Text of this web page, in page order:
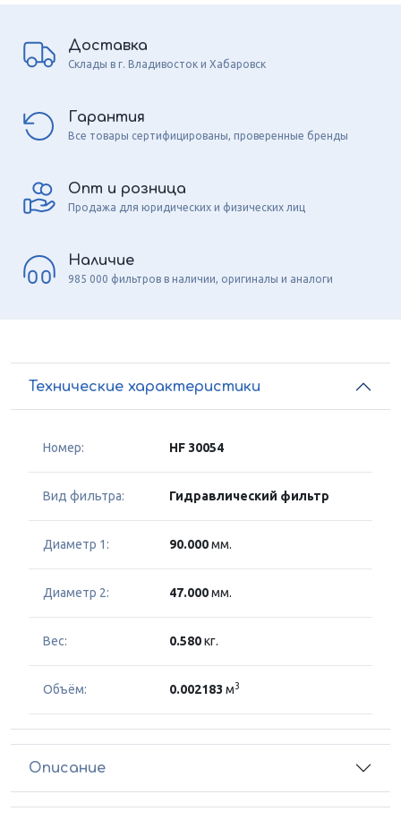
Доставка
Склады в г. Владивосток и Хабаровск
Гарантия
Все товары сертифицированы, проверенные бренды
Опт и розница
Продажа для юридических и физических лиц
Наличие
985 000 фильтров в наличии, оригиналы и аналоги
Технические характеристики
Номер: HF 30054
Вид фильтра: Гидравлический фильтр
Диаметр 1: 90.000мм.
Диаметр 2: 47.000мм.
Вес: 0.580кг.
Объём: 0.002183 м3
Описание